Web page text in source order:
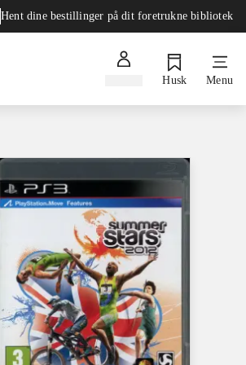
Hent dine bestillinger på dit foretrukne bibliotek
Husk Menu